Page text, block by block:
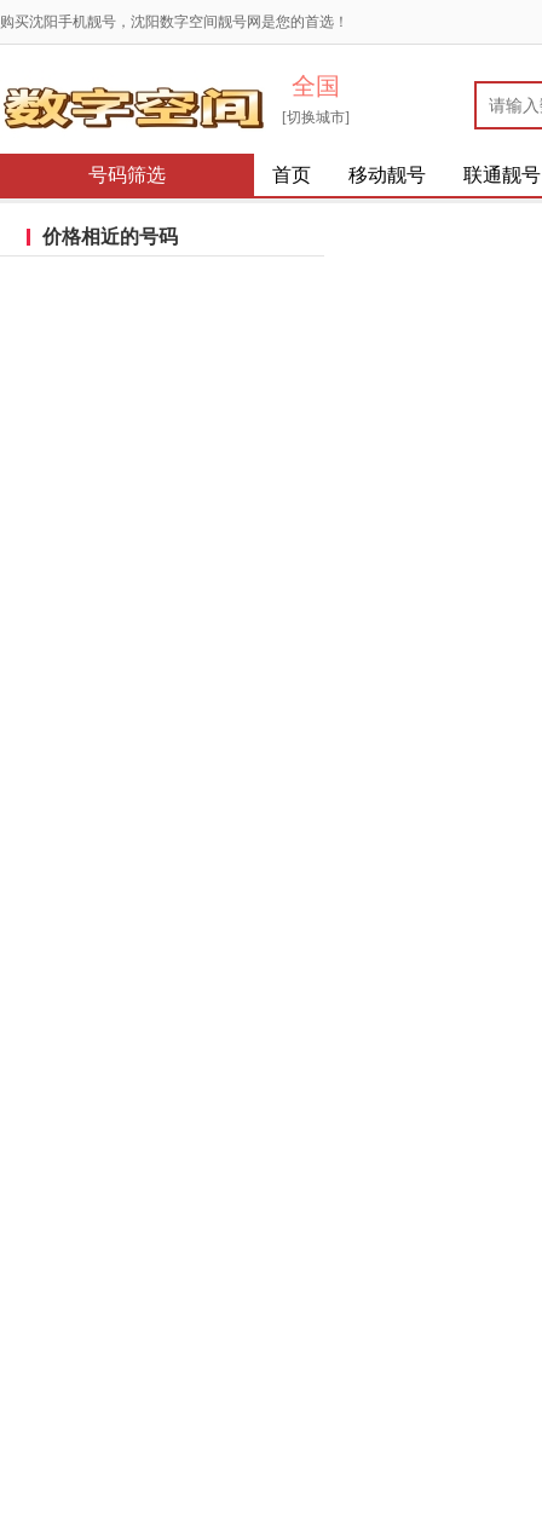
购买沈阳手机靓号，沈阳数字空间靓号网是您的首选！
全国
[切换城市]
号码筛选 首页 移动靓号 联通靓号
价格相近的号码